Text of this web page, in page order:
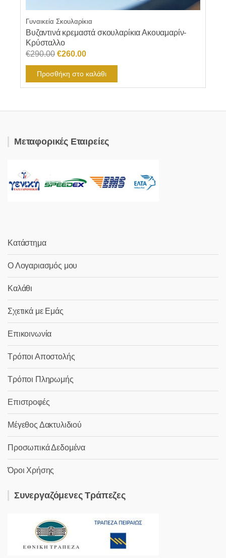
Γυναικεία Σκουλαρίκια
Βυζαντινά κρεμαστά σκουλαρίκια Ακουαμαρίν-
Κρύσταλλο
€290.00 Original
price
was:
€290.00.
€260.00Η
τρέχουσα
τιμή
είναι:
Προσθήκη στο καλάθι
Μεταφορικές Εταιρείες
Κατάστημα
Ο Λογαριασμός μου
Καλάθι
Σχετικά με Εμάς
Επικοινωνία
Τρόποι Αποστολής
Τρόποι Πληρωμής
Επιστροφές
Μέγεθος Δακτυλιδιού
Προσωπικά Δεδομένα
Όροι Χρήσης
Συνεργαζόμενες Τράπεζες